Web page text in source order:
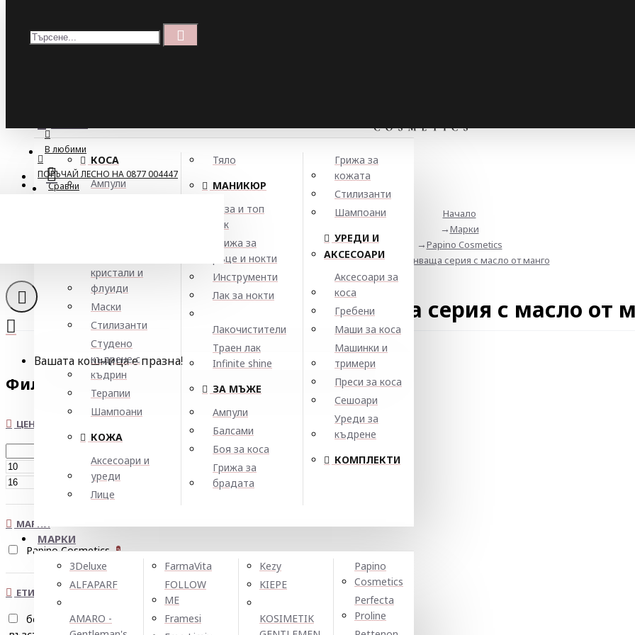
Кошница
В любими
Сравни
КОСА
Ампули
кристали и
флуиди
Маски
Стилизанти
Студено
къдрене с
къдрин
Терапии
Шампоани
КОЖА
Аксесоари и
уреди
Лице
Тяло
МАНИКЮР
База и топ
лак
Грижа за
ръце и нокти
Инструменти
Лак за нокти
Лакочистители
Траен лак
Infinite shine
ЗА МЪЖЕ
Ампули
Балсами
Боя за коса
Грижа за
брадата
Грижа за
кожата
Стилизанти
Шампоани
УРЕДИ И
АКСЕСОАРИ
Аксесоари за
коса
Гребени
Маши за коса
Машинки и
тримери
Преси за коса
Сешоари
Уреди за
къдрене
КОМПЛЕКТИ
МАРКИ
3Deluxe
ALFAPARF
AMARO -
FarmaVita
FOLLOW
ME
Framesi
Kezy
KIEPE
KOSIMETIK
Papino
Cosmetics
Perfecta
Proline
Вашата кошница е празна!
ПОРЪЧАЙ ЛЕСНО НА 0877 004447
Начало
Марки
Papino Cosmetics
Подхранваща серия с масло от манго
Подхранваща серия с масло от
Филтър
ЦЕНА
€
МАРКИ
Papino Cosmetics 3
ЕТИКЕТИ
без парабени 2